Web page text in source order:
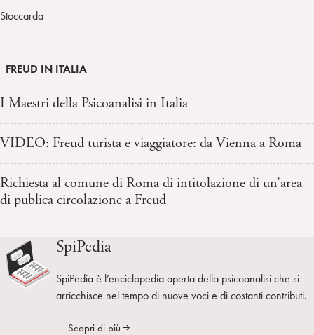
Stoccarda
FREUD IN ITALIA
I Maestri della Psicoanalisi in Italia
VIDEO: Freud turista e viaggiatore: da Vienna a Roma
Richiesta al comune di Roma di intitolazione di un’area
di publica circolazione a Freud
SpiPedia
SpiPedia è l’enciclopedia aperta della psicoanalisi che si
arricchisce nel tempo di nuove voci e di costanti contributi.
Scopri di più